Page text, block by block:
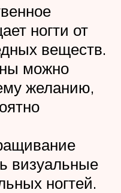
ногти от
веществ.
можно
желанию,
визуальные
ногтей.